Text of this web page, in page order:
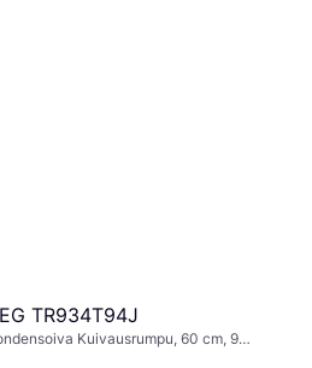
TR934T94J
Kuivausrumpu, 60 cm, 9